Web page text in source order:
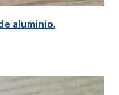
aluminio.